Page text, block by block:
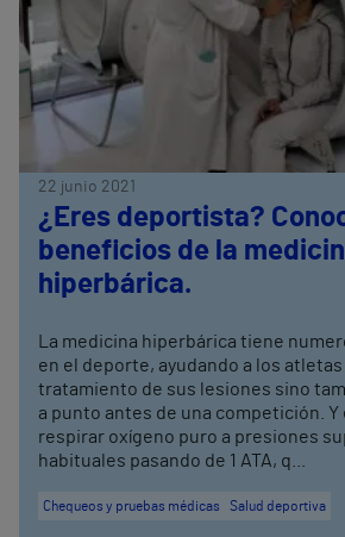
22 junio 2021
¿Eres deportista?
beneficios de la
hiperbárica.
La medicina hiperbárica tiene
en el deporte, ayudando a los atletas
tratamiento de sus lesiones sino
a punto antes de una competición. Y
respirar oxígeno puro a presiones
habituales pasando de 1 ATA, q...
Chequeos y pruebas médicas Salud deportiva